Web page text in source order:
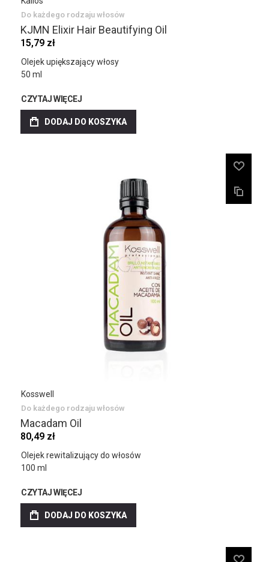
Do każdego rodzaju włosów
KJMN Elixir Hair Beautifying Oil
15,79 zł
Olejek upiększający włosy
50 ml
CZYTAJ WIĘCEJ
DODAJ DO KOSZYKA
Kosswell
Do każdego rodzaju włosów
Macadam Oil
80,49 zł
Olejek rewitalizujący do włosów
100 ml
CZYTAJ WIĘCEJ
DODAJ DO KOSZYKA